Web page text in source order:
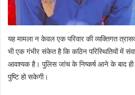
यह मामला न केवल एक परिवार की व्यक्तिगत
भी एक गंभीर संकेत है कि कठिन परिस्थितियों में
आवश्यक है। पुलिस जांच के निष्कर्ष आने के बाद ही
पुष्टि हो सकेगी।